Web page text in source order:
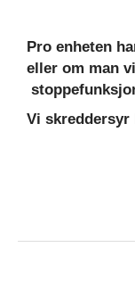
Pro enheten
eller om man
Vi